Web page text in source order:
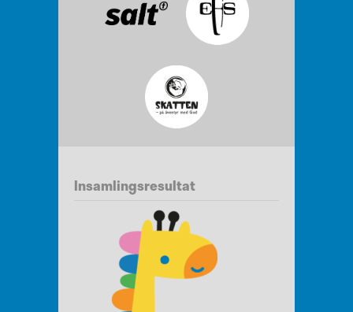
Insamlingsresultat